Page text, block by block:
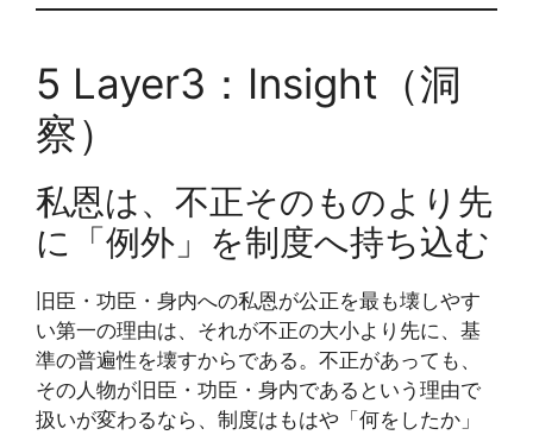
5 Layer3：Insight（洞
察）
私恩は、不正そのものより先
に「例外」を制度へ持ち込む
旧臣・功臣・身内への私恩が公正を最も壊しやす
い第一の理由は、それが不正の大小より先に、基
準の普遍性を壊すからである。不正があっても、
その人物が旧臣・功臣・身内であるという理由で
扱いが変わるなら、制度はもはや「何をしたか」